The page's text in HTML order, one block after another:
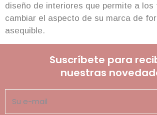
diseño de interiores que permite a los
cambiar el aspecto de su marca de
asequible.
Suscríbete para
nuestras